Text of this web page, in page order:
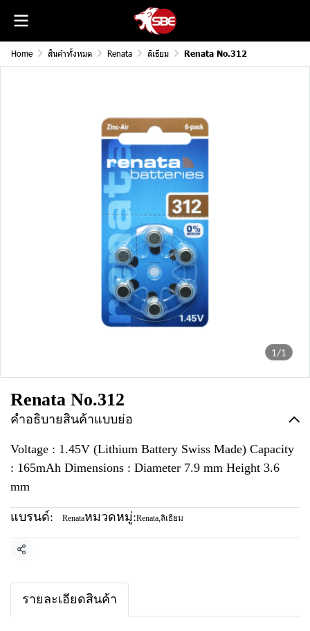
Home สินค้าทั้งหมด Renata ลิเธียม Renata No.312
1/1
Renata No.312
คำอธิบายสินค้าแบบย่อ
Voltage : 1.45V (Lithium Battery Swiss Made) Capacity
: 165mAh Dimensions : Diameter 7.9 mm Height 3.6
mm
แบรนด์: Renataหมวดหมู่:Renata,ลิเธียม
แชร์
รายละเอียดสินค้า